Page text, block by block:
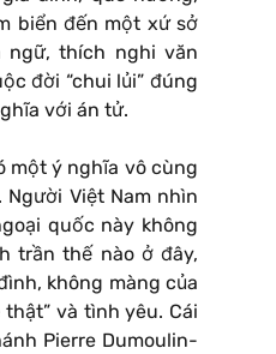
biển đến một xứ sở
ngữ, thích nghi văn
đời “chui lủi” đúng
với án tử.
một ý nghĩa vô cùng
Việt Nam nhìn
quốc này không
trần thế nào ở đây,
không màng của
và tình yêu. Cái
Pierre Dumoulin-